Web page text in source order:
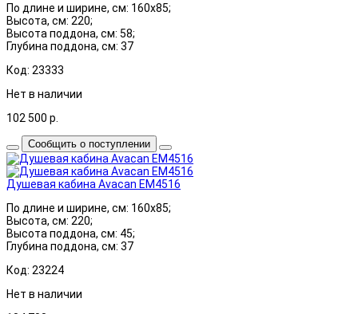
По длине и ширине, см: 160х85;
Высота, см: 220;
Высота поддона, см: 58;
Глубина поддона, см: 37
Код: 23333
Нет в наличии
102 500 р.
Сообщить о поступлении
Душевая кабина Avacan EM4516
По длине и ширине, см: 160х85;
Высота, см: 220;
Высота поддона, см: 45;
Глубина поддона, см: 37
Код: 23224
Нет в наличии